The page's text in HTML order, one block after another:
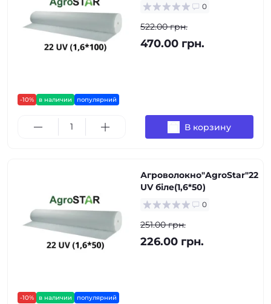
-10% в наличии популярний
0
522.00 грн.
470.00 грн.
В корзину
-10% в наличии популярний
Агроволокно"AgroStar"22
UV біле(1,6*50)
0
251.00 грн.
226.00 грн.